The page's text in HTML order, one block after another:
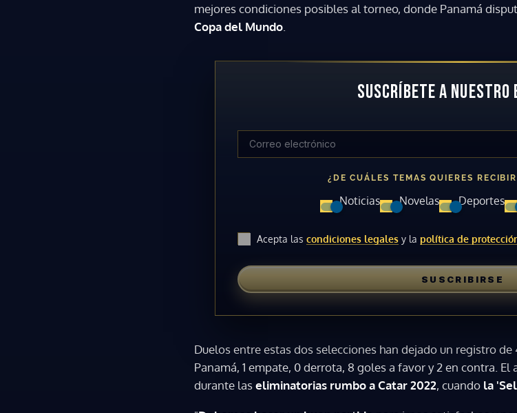
mejores condiciones posibles al torneo, donde Panamá
Copa del Mundo
SUSCRÍBETE A NUESTRO
¿DE CUÁLES TEMAS QUIERES
Noticias Novelas Deportes
Acepta las condiciones legales y la política de
SUSCRIBIRSE
Gracias por suscribirte a
ACEPTAR
Duelos entre estas dos selecciones han dejado un registro
Panamá, 1 empate, 0 derrota, 8 goles a favor y 2 en contra.
durante laseliminatorias rumbo a Catar 2022, cuando la